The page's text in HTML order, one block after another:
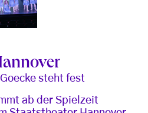
steht fest
ab der Spielzeit